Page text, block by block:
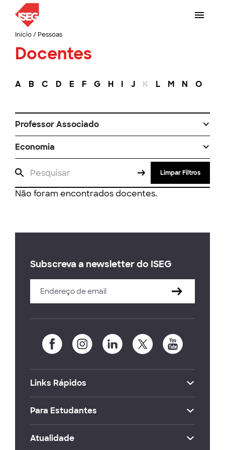
Início/ Pessoas
Docentes
A B C D E F G H I J K L M N O
Professor Associado
Economia
Limpar Filtros
Não foram encontrados docentes.
Subscreva a newsletter do ISEG
Links Rápidos
Para Estudantes
Atualidade